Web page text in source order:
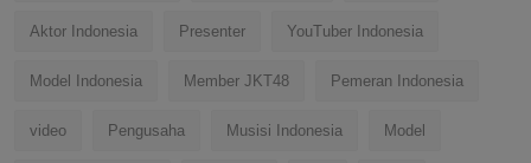
Aktor Indonesia Presenter YouTuber Indonesia
Model Indonesia Member JKT48 Pemeran Indonesia
video Pengusaha Musisi Indonesia Model